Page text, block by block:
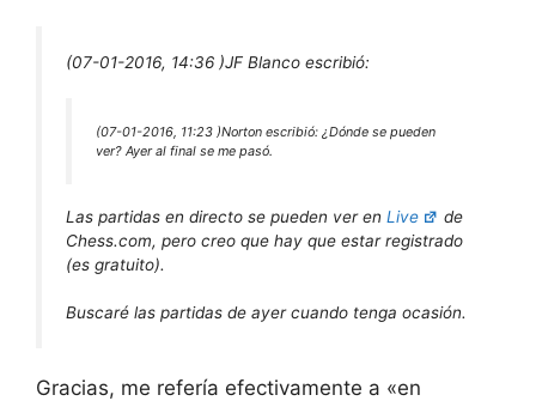
(07-01-2016, 14:36 )JF Blanco escribió:
(07-01-2016, 11:23 )Norton escribió: ¿Dónde se pueden
ver? Ayer al final se me pasó.
Las partidas en directo se pueden ver en Live
de
Chess.com, pero creo que hay que estar registrado
(es gratuito).
Buscaré las partidas de ayer cuando tenga ocasión.
Gracias, me refería efectivamente a «en